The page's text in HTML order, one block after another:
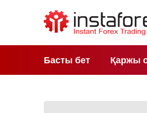
Басты бет Қаржы